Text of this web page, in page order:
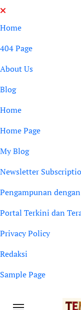
Skip
to
Home
404 Page
About Us
Blog
Home
Home Page
My Blog
Newsletter
Pengampunan
Portal Terkini dan
Privacy Policy
Redaksi
Sample Page